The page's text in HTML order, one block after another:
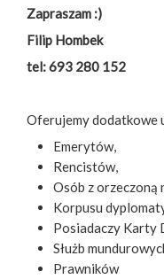
Zapraszam :)
Filip Hombek
tel: 693 280 152
Oferujemy dodatkowe
Emerytów,
Rencistów,
Osób z orzeczoną
Korpusu
Posiadaczy Karty
Służb
Prawników